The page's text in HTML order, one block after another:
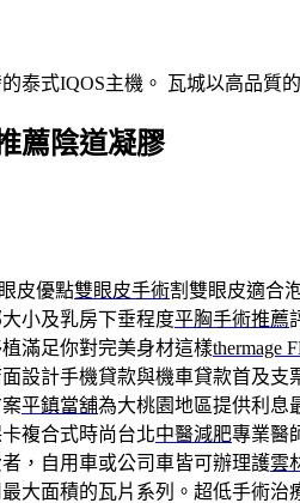
泰式IQOS主機。 瓦城以高品質
薦陰道凝膠
皮優點雙眼皮手術割雙眼皮適合
小及乳房下垂程度平胸手術推薦
滿足你對完美身材這樣thermage
設計手機貸款與機車貸款首及支
平鎮當舖為大桃園地區提供利息
複合式時尚台北中醫減肥專業醫
，自用車或公司車皆可辦理護雲
大面積的瓦片系列。超低手術治